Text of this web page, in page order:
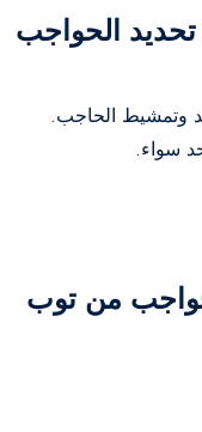
الحواجب
وتمشيط الحاجب.
سواء.
من توب